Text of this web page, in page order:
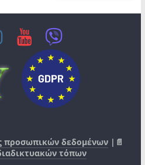
προσωπικών δεδομένων |📄
τόπων